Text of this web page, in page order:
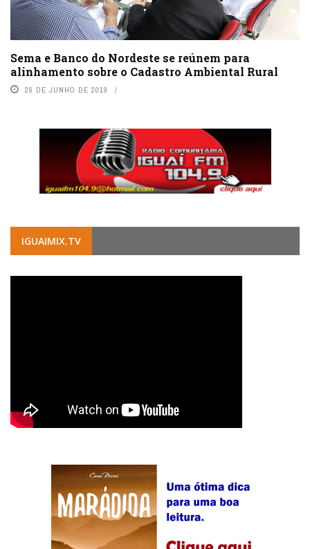
Sema e Banco do Nordeste se reúnem para
alinhamento sobre o Cadastro Ambiental Rural
26 DE JUNHO DE 2019
IGUAIMIX.TV